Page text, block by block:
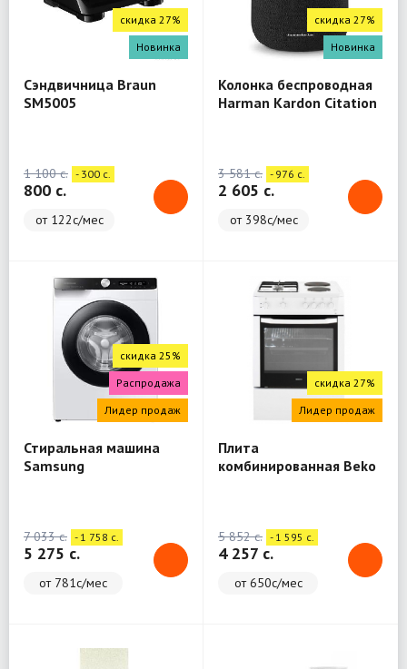
скидка 27%
Новинка
Сэндвичница Braun
SM5005
1 100 c. - 300 c.
800 c.
от 122с/мес
скидка 27%
Новинка
Колонка беспроводная
Harman Kardon Citation
3 581 c. - 976 c.
2 605 c.
от 398с/мес
скидка 25%
Распродажа
Лидер продаж
Стиральная машина
Samsung
7 033 c. - 1 758 c.
5 275 c.
от 781с/мес
скидка 27%
Лидер продаж
Плита
комбинированная Beko
5 852 c. - 1 595 c.
4 257 c.
от 650с/мес